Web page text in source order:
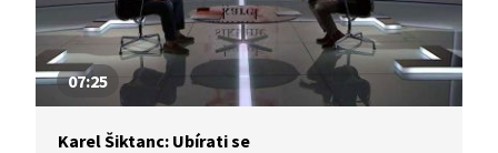
07:25
Karel Šiktanc: Ubírati se